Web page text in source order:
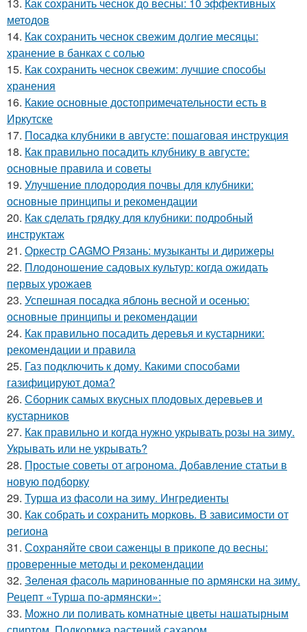
методов
14. Как сохранить чеснок свежим долгие месяцы:
хранение в банках с солью
15. Как сохранить чеснок свежим: лучшие способы
хранения
16. Какие основные достопримечательности есть в
Иркутске
17. Посадка клубники в августе: пошаговая инструкция
18. Как правильно посадить клубнику в августе:
основные правила и советы
19. Улучшение плодородия почвы для клубники:
основные принципы и рекомендации
20. Как сделать грядку для клубники: подробный
инструктаж
21. Оркестр CAGMO Рязань: музыканты и дирижеры
22. Плодоношение садовых культур: когда ожидать
первых урожаев
23. Успешная посадка яблонь весной и осенью:
основные принципы и рекомендации
24. Как правильно посадить деревья и кустарники:
рекомендации и правила
25. Газ подключить к дому. Какими способами
газифицируют дома?
26. Сборник самых вкусных плодовых деревьев и
кустарников
27. Как правильно и когда нужно укрывать розы на зиму.
Укрывать или не укрывать?
28. Простые советы от агронома. Добавление статьи в
новую подборку
29. Турша из фасоли на зиму. Ингредиенты
30. Как собрать и сохранить морковь. В зависимости от
региона
31. Сохраняйте свои саженцы в прикопе до весны:
проверенные методы и рекомендации
32. Зеленая фасоль маринованные по армянски на зиму.
Рецепт «Турша по-армянски»:
33. Можно ли поливать комнатные цветы нашатырным